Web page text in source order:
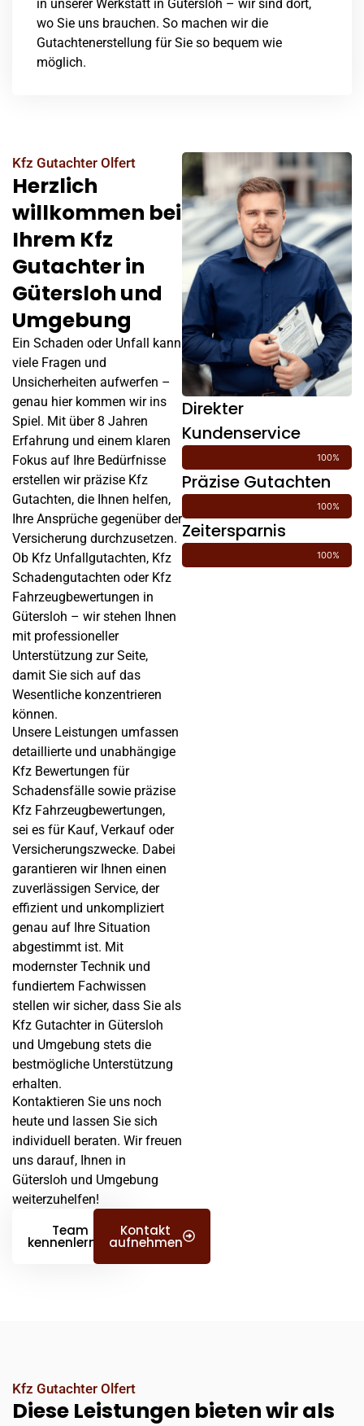
in unserer Werkstatt in Gütersloh – wir sind dort,
wo Sie uns brauchen. So machen wir die
Gutachtenerstellung für Sie so bequem wie
möglich.
Direkter
Kundenservice
100%
Präzise Gutachten
100%
Zeitersparnis
100%
Kfz Gutachter Olfert
Herzlich
willkommen bei
Ihrem Kfz
Gutachter in
Gütersloh und
Umgebung
Ein Schaden oder Unfall kann
viele Fragen und
Unsicherheiten aufwerfen –
genau hier kommen wir ins
Spiel. Mit über 8 Jahren
Erfahrung und einem klaren
Fokus auf Ihre Bedürfnisse
erstellen wir präzise Kfz
Gutachten, die Ihnen helfen,
Ihre Ansprüche gegenüber der
Versicherung durchzusetzen.
Ob Kfz Unfallgutachten, Kfz
Schadengutachten oder Kfz
Fahrzeugbewertungen in
Gütersloh – wir stehen Ihnen
mit professioneller
Unterstützung zur Seite,
damit Sie sich auf das
Wesentliche konzentrieren
können.
Unsere Leistungen umfassen
detaillierte und unabhängige
Kfz Bewertungen für
Schadensfälle sowie präzise
Kfz Fahrzeugbewertungen,
sei es für Kauf, Verkauf oder
Versicherungszwecke. Dabei
garantieren wir Ihnen einen
zuverlässigen Service, der
effizient und unkompliziert
genau auf Ihre Situation
abgestimmt ist. Mit
modernster Technik und
fundiertem Fachwissen
stellen wir sicher, dass Sie als
Kfz Gutachter in Gütersloh
und Umgebung stets die
bestmögliche Unterstützung
erhalten.
Kontaktieren Sie uns noch
heute und lassen Sie sich
individuell beraten. Wir freuen
uns darauf, Ihnen in
Gütersloh und Umgebung
weiterzuhelfen!
Team
kennenlernen
Kontakt
aufnehmen
Kfz Gutachter Olfert
Diese Leistungen bieten wir als